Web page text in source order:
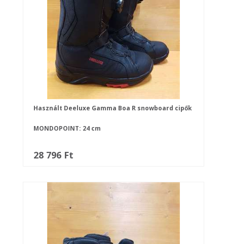
Használt Deeluxe Gamma Boa R snowboard cipők
MONDOPOINT: 24 cm
28 796 Ft